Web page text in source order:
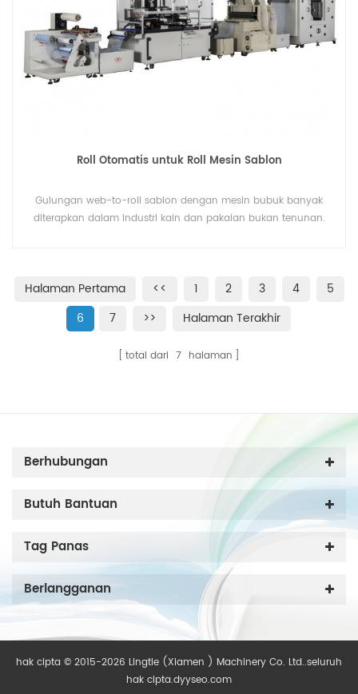
Roll Otomatis untuk Roll Mesin Sablon
Gulungan web-to-roll sablon dengan mesin bubuk banyak
diterapkan dalam industri kain dan pakaian bukan tenunan.
Halaman Pertama << 1 2 3 4
5
6
7 >> Halaman Terakhir
total dari 7 halaman
Berhubungan
Butuh Bantuan
Tag Panas
Berlangganan
hak cipta © 2015-2026 Lingtie (Xiamen ) Machinery Co. Ltd..seluruh
hak cipta.dyyseo.com